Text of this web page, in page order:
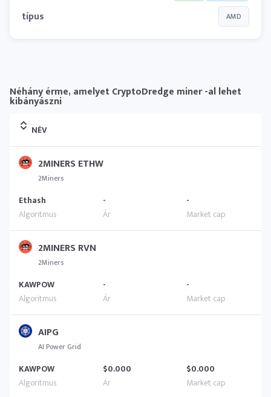
típus AMD
Néhány érme, amelyet CryptoDredge miner -al lehet
kibányászni
NÉV
2MINERS ETHW
2Miners
Ethash - -
2MINERS RVN
2Miners
KAWPOW - -
AIPG
AI Power Grid
KAWPOW $0.000 $0.000